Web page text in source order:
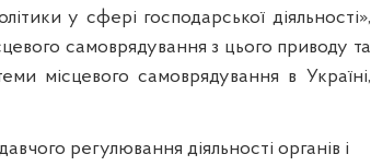
у сфері господарської діяльності»,
самоврядування з цього приводу та
місцевого самоврядування в Україні,
регулювання діяльності органів і